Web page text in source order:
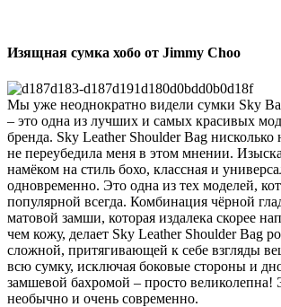
Изящная сумка хобо от Jimmy Choo
Мы уже неоднократно видели сумки Sky
– это одна из лучших и самых красивых
бренда. Sky Leather Shoulder Bag нисколько
не переубедила меня в этом мнении.
намёком на стиль бохо, классная и
одновременно. Это одна из тех моделей,
популярной всегда. Комбинация чёрной
матовой замши, которая издалека скорее
чем кожу, делает Sky Leather Shoulder Bag
сложной, притягивающей к себе взгляды
всю сумку, исключая боковые стороны и
замшевой бахромой – просто великолепна!
необычно и очень современно.